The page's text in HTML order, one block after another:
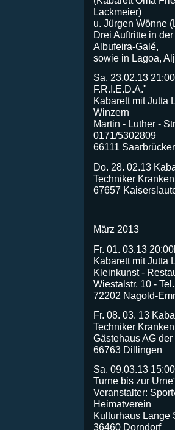
Lackmeier)
u. Jürgen Wönne
Drei Auftritte in
Albufeira-Galé,
sowie in Lagoa,
Sa. 23.02.13
F.R.I.E.D.A."
Kabarett mit Jutta
Winzern
Martin - Luther -
0171/5302809
66111
Do. 28. 02.13
Techniker
67657
März 2013
Fr. 01. 03.13
Kabarett mit Jutta
Kleinkunst -
Wiestalstr. 10 -
72202 Nagold-
Fr. 08. 03. 13
Techniker
Gästehaus AG
66763 Dillingen
Sa. 09.03.13
Turne bis zur
Veranstalter:
Heimatverein
Kulturhaus Lange
36460 Dorndorf